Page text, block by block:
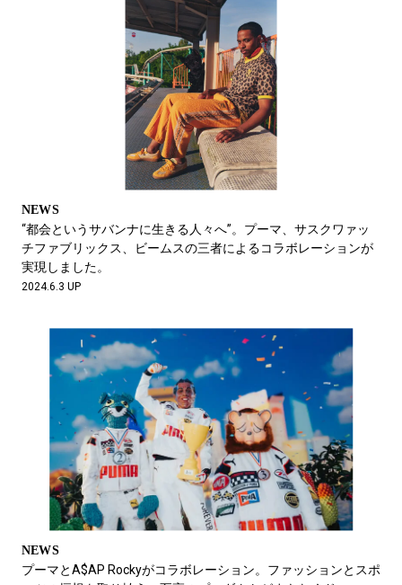
NEWS
“都会というサバンナに生きる人々へ”。プーマ、サスクワァッ
チファブリックス、ビームスの三者によるコラボレーションが
実現しました。
2024.6.3 UP
NEWS
プーマとA$AP Rockyがコラボレーション。ファッションとスポ